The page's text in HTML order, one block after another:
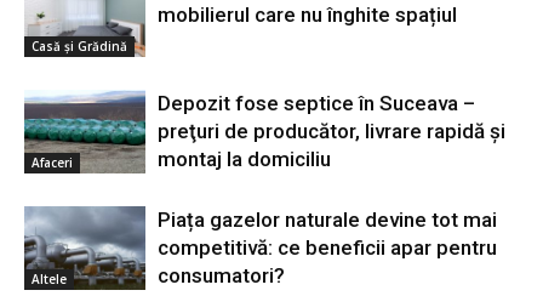
Casă şi Grădină
mobilierul care nu înghite spațiul
Afaceri
Depozit fose septice în Suceava –
preţuri de producător, livrare rapidă şi
montaj la domiciliu
Altele
Piața gazelor naturale devine tot mai
competitivă: ce beneficii apar pentru
consumatori?